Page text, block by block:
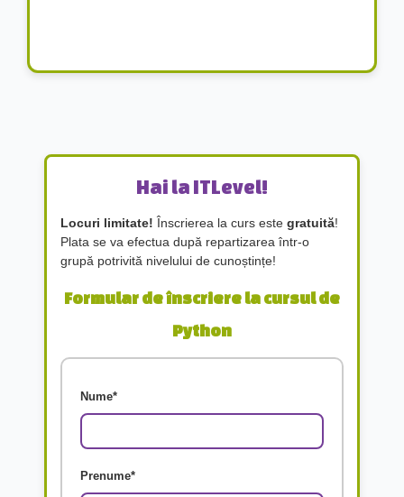
Hai la ITLevel!
Locuri limitate! Înscrierea la curs estegratuită!
Plata se va efectua după repartizarea într-o
grupă potrivită nivelului de cunoștințe!
Formular de înscriere la cursul de
Python
Nume*
Prenume*